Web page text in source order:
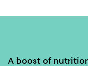
A boost of